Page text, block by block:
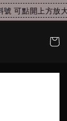
可點開上方放